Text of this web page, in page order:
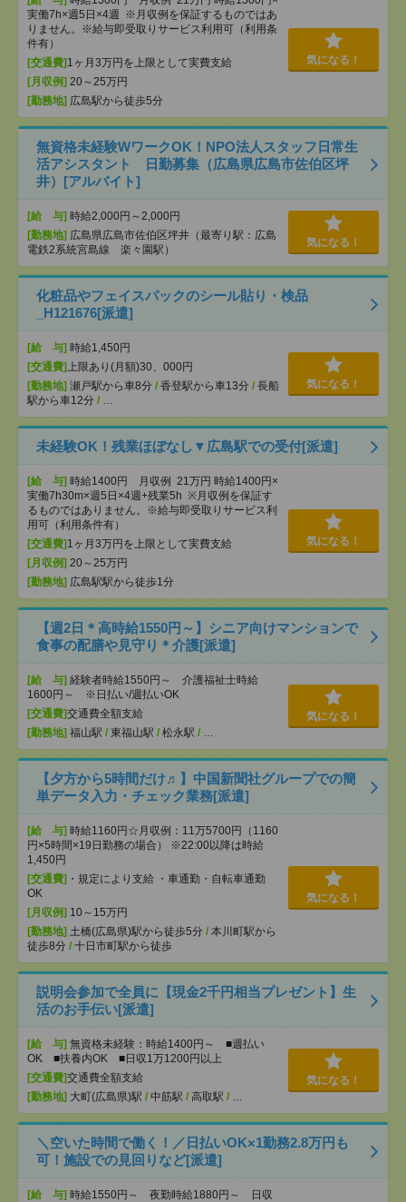
実働7h×週5日×4週 ※月収例を保証するものではあ
りません。※給与即受取りサービス利用可（利用条
件有）
[交通費] 1ヶ月3万円を上限として実費支給
[月収例] 20～25万円
[勤務地] 広島駅から徒歩5分
気になる！
無資格未経験WワークOK！NPO法人スタッフ日常生
活アシスタント 日勤募集（広島県広島市佐伯区坪
井）[アルバイト]
[給 与] 時給2,000円～2,000円
[勤務地] 広島県広島市佐伯区坪井（最寄り駅：広島
電鉄2系統宮島線 楽々園駅）
気になる！
化粧品やフェイスパックのシール貼り・検品
_H121676[派遣]
[給 与] 時給1,450円
[交通費] 上限あり(月額)30、000円
[勤務地] 瀬戸駅から車8分 / 香登駅から車13分 / 長船
駅から車12分 / …
気になる！
未経験OK！残業ほぼなし▼広島駅での受付[派遣]
[給 与] 時給1400円 月収例 21万円 時給1400円×
実働7h30m×週5日×4週+残業5h ※月収例を保証す
るものではありません。※給与即受取りサービス利
用可（利用条件有）
[交通費] 1ヶ月3万円を上限として実費支給
[月収例] 20～25万円
[勤務地] 広島駅駅から徒歩1分
気になる！
【週2日＊高時給1550円～】シニア向けマンションで
食事の配膳や見守り＊介護[派遣]
[給 与] 経験者時給1550円～ 介護福祉士時給
1600円～ ※日払い/週払いOK
[交通費]交通費全額支給
[勤務地] 福山駅 / 東福山駅 / 松永駅 / …
気になる！
【夕方から5時間だけ♬】中国新聞社グループでの簡
単データ入力・チェック業務[派遣]
[給 与] 時給1160円☆月収例：11万5700円（1160
円×5時間×19日勤務の場合） ※22:00以降は時給
1,450円
[交通費] ・規定により支給 ・車通勤・自転車通勤
OK
[月収例] 10～15万円
[勤務地] 土橋(広島県)駅から徒歩5分 / 本川町駅から
徒歩8分 / 十日市町駅から徒歩
気になる！
説明会参加で全員に【現金2千円相当プレゼント】生
活のお手伝い[派遣]
[給 与] 無資格未経験：時給1400円～ ■週払い
OK ■扶養内OK ■日収1万1200円以上
[交通費]交通費全額支給
[勤務地] 大町(広島県)駅 / 中筋駅 / 高取駅 / …
気になる！
＼空いた時間で働く！／日払いOK×1勤務2.8万円も
可！施設での見回りなど[派遣]
[給 与] 時給1550円～ 夜勤時給1880円～ 日収